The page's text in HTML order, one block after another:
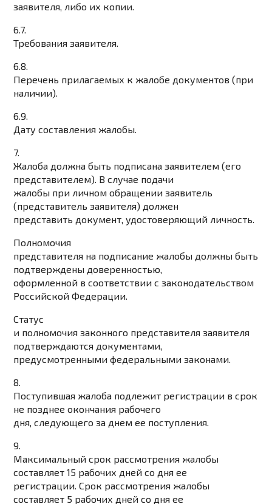
заявителя, либо их копии.
6.7.
Требования заявителя.
6.8.
Перечень прилагаемых к жалобе документов (при
наличии).
6.9.
Дату составления жалобы.
7.
Жалоба должна быть подписана заявителем (его
представителем). В случае подачи
жалобы при личном обращении заявитель
(представитель заявителя) должен
представить документ, удостоверяющий личность.
Полномочия
представителя на подписание жалобы должны быть
подтверждены доверенностью,
оформленной в соответствии с законодательством
Российской Федерации.
Статус
и полномочия законного представителя заявителя
подтверждаются документами,
предусмотренными федеральными законами.
8.
Поступившая жалоба подлежит регистрации в срок
не позднее окончания рабочего
дня, следующего за днем ее поступления.
9.
Максимальный срок рассмотрения жалобы
составляет 15 рабочих дней со дня ее
регистрации. Срок рассмотрения жалобы
составляет 5 рабочих дней со дня ее